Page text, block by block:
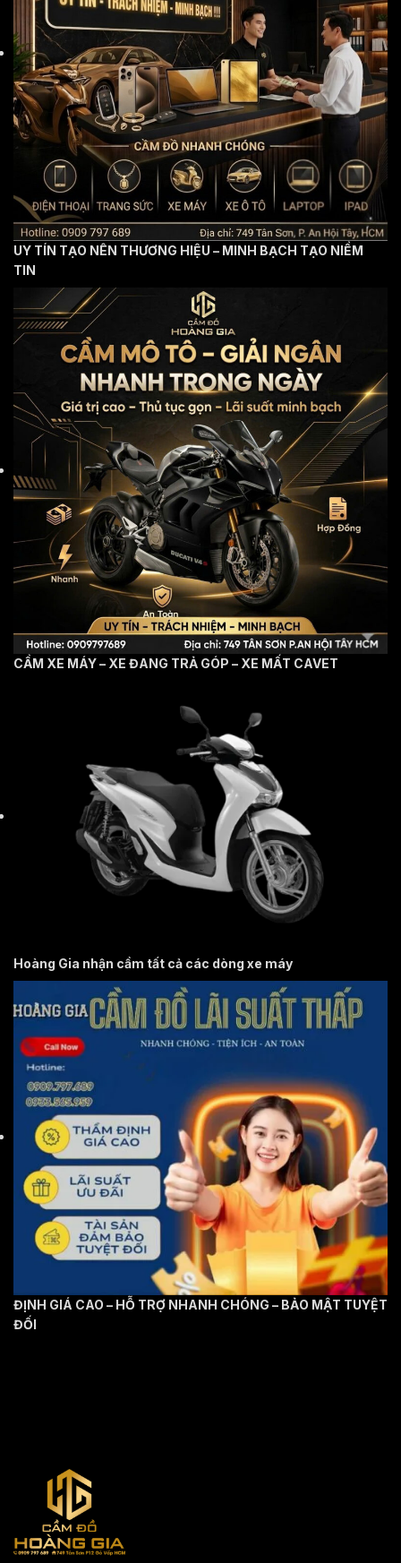
UY TÍN TẠO NÊN THƯƠNG HIỆU – MINH BẠCH TẠO NIỀM
TIN
CẦM XE MÁY – XE ĐANG TRẢ GÓP – XE MẤT CAVET
Hoàng Gia nhận cầm tất cả các dòng xe máy
ĐỊNH GIÁ CAO – HỖ TRỢ NHANH CHÓNG – BẢO MẬT TUYỆT
ĐỐI